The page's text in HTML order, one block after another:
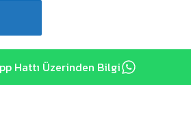
Hattı Üzerinden Bilgi